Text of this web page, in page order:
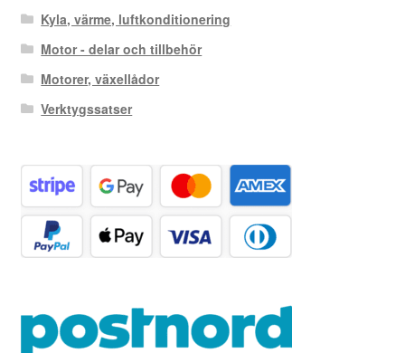
Kyla, värme, luftkonditionering
Motor - delar och tillbehör
Motorer, växellådor
Verktygssatser